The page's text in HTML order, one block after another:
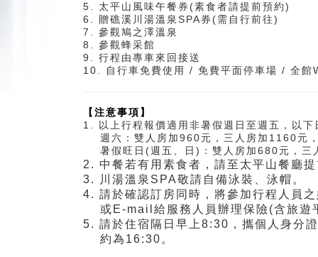
5. 太平山風味午餐券(素食者請提前預約)
6. 贈礁溪川湯溫泉SPA券(需自行前往)
7. 參觀鳩之澤溫泉
8. 參觀蜂采館
9. 行程由專車來回接送
10. 自行車免費使用 / 免費平面停車場 / 全館
【注意事項】
1. 以上行程報價適用非暑假週日至週五，以下
週六：雙人房加960元，三人房加1160元
暑假旺日(週五、日)：雙人房加680元，三
2. 中餐若有用素食者，請至太平山餐廳
3. 川湯溫泉SPA敬請自備泳裝、泳帽。
4. 請於確認訂房同時，將參加行程人員
或E-mail給服務人員辦理保險(含旅遊
5. 請於住宿隔日早上8:30，攜個人身分
約為16:30。